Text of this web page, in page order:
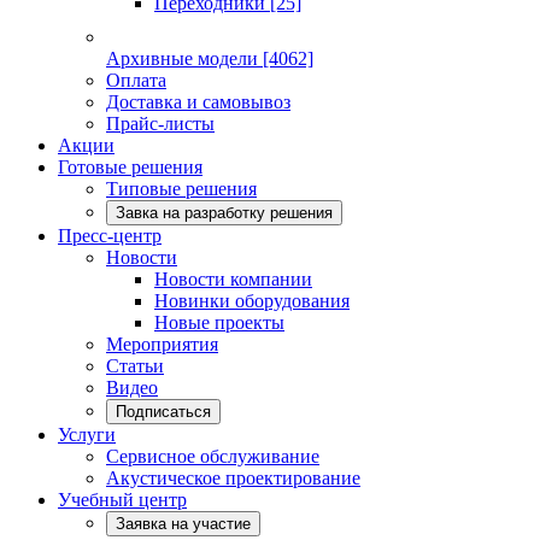
Архивные модели [4062]
Оплата
Доставка и самовывоз
Прайс-листы
Акции
Готовые решения
Типовые решения
Завка на разработку решения
Пресс-центр
Новости
Новости компании
Новинки оборудования
Новые проекты
Мероприятия
Статьи
Видео
Подписаться
Услуги
Сервисное обслуживание
Акустическое проектирование
Учебный центр
Заявка на участие